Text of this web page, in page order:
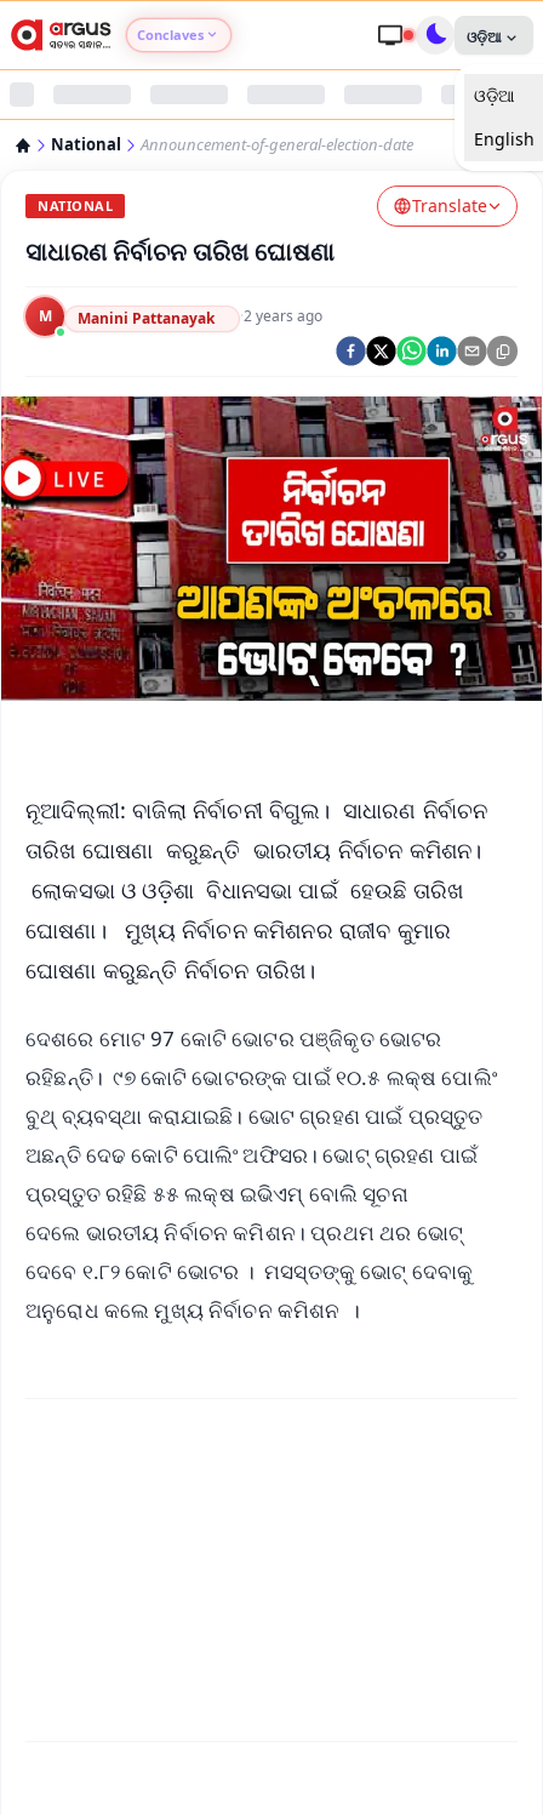
Conclaves
Argus Nari Shakti
Argus Swaad Odisha
Argus Chalo Dekhein Apna Desh
ଓଡ଼ିଆ
ଓଡ଼ିଆ
English
National Announcement-of-general-election-date
NATIONAL Translate
ସାଧାରଣ ନିର୍ବାଚନ ତାରିଖ ଘୋଷଣା
M Manini Pattanayak ·2 years ago
ନୂଆଦିଲ୍ଲୀ: ବାଜିଲା ନିର୍ବାଚନୀ ବିଗୁଲ। ସାଧାରଣ ନିର୍ବାଚନ
ତାରିଖ ଘୋଷଣା କରୁଛନ୍ତି ଭାରତୀୟ ନିର୍ବାଚନ କମିଶନ।
ଲୋକସଭା ଓ ଓଡ଼ିଶା ବିଧାନସଭା ପାଇଁ ହେଉଛି ତାରିଖ
ଘୋଷଣା। ମୁଖ୍ୟ ନିର୍ବାଚନ କମିଶନର ରାଜୀବ କୁମାର
ଘୋଷଣା କରୁଛନ୍ତି ନିର୍ବାଚନ ତାରିଖ।
ଦେଶରେ ମୋଟ 97 କୋଟି ଭୋଟର ପଞ୍ଜିକୃତ ଭୋଟର
ରହିଛନ୍ତି। ୯୭ କୋଟି ଭୋଟରଙ୍କ ପାଇଁ ୧୦.୫ ଲକ୍ଷ ପୋଲିଂ
ବୁଥ୍‌ ବ୍ୟବସ୍ଥା କରାଯାଇଛି। ଭୋଟ ଗ୍ରହଣ ପାଇଁ ପ୍ରସ୍ତୁତ
ଅଛନ୍ତି ଦେଢ କୋଟି ପୋଲିଂ ଅଫିସର। ଭୋଟ୍‌ ଗ୍ରହଣ ପାଇଁ
ପ୍ରସ୍ତୁତ ରହିଛି ୫୫ ଲକ୍ଷ ଇଭିଏମ୍‌ ବୋଲି ସୂଚନା
ଦେଲେ ଭାରତୀୟ ନିର୍ବାଚନ କମିଶନ। ପ୍ରଥମ ଥର ଭୋଟ୍‌
ଦେବେ ୧.୮୨ କୋଟି ଭୋଟର । ମସସ୍ତଙ୍କୁ ଭୋଟ୍‌ ଦେବାକୁ
ଅନୁରୋଧ କଲେ ମୁଖ୍ୟ ନିର୍ବାଚନ କମିଶନ ।